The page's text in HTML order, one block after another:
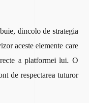
dincolo de strategia
aceste elemente care
a platformei lui. O
de respectarea tuturor